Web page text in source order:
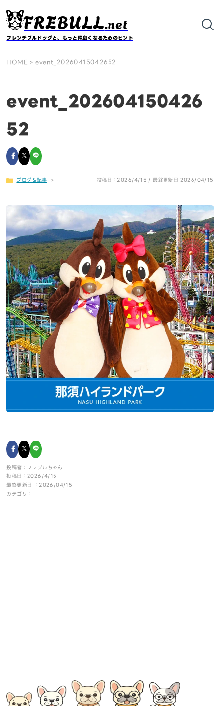
FREBULL.net
フレンチブルドッグと、もっと仲良くなるためのヒント
HOME > event_20260415042652
event_202604150426
52
ブログ＆記事 > 投稿日：2026/4/15 / 最終更新日 2026/04/15
投稿者：フレブルちゃん
投稿日：2026/4/15
最終更新日 ：2026/04/15
カテゴリ：